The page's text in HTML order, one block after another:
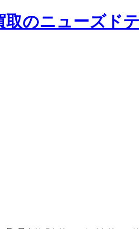
取のニューズド